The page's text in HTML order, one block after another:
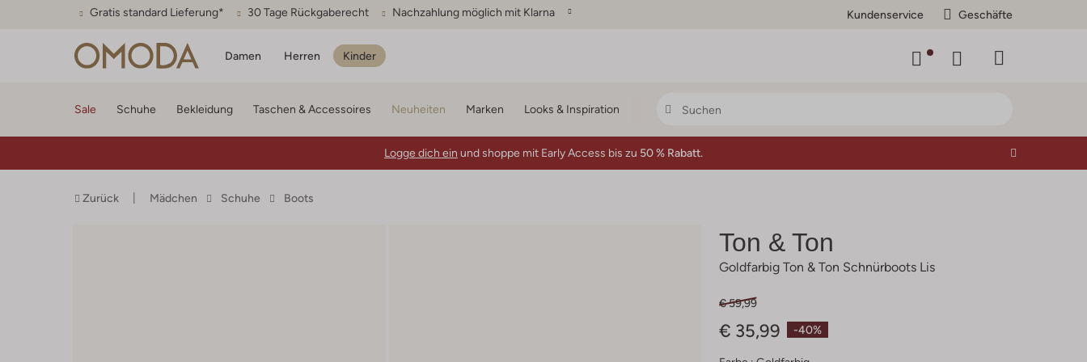
Gratis standard Lieferung* 30 Tage Rückgaberecht Nachzahlung möglich mit Klarna Kundenservice Geschäfte
Damen Herren Kinder
Sale Schuhe Bekleidung Taschen & Accessoires Neuheiten Marken Looks & Inspiration
Logge dich ein und shoppe mit Early Access bis zu 50 % Rabatt.
Zurück Mädchen Schuhe Boots
Ton & Ton
Goldfarbig Ton & Ton Schnürboots Lis
-40%
€ 59,99
€ 35,99